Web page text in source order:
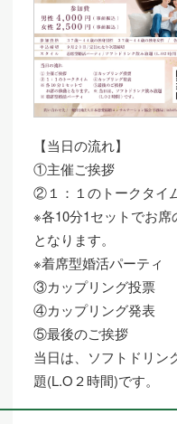
【当日の流れ】
①主催ご挨拶
②１：１のトークタイ
※各10分1セットでお席
となります。
※着席型婚活パーティ
③カップリング投票
④カップリング発表
⑤最後のご挨拶
当日は、ソフトドリン
題(L.O２時間)です。